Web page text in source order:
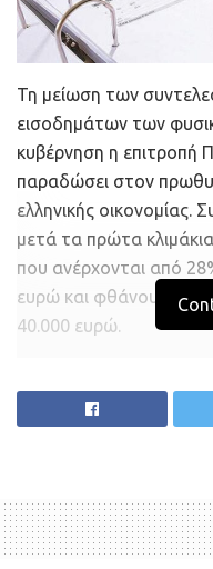
Τη μείωση των
εισοδημάτων των
κυβέρνηση η επιτροπή
παραδώσει στον
ελληνικής οικονομίας.
μετά τα πρώτα
που ανέρχονται από
ευρώ και φθάνουν
40.000 ευρώ.
της εισφοράς
σημαντικά τη μεσαία
και σήμερα να